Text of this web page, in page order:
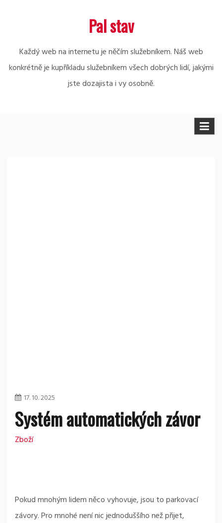
Pal stav
Každý web na internetu je něčím služebníkem. Náš web
konkrétně je kupříkladu služebníkem všech dobrých lidí, jakými
jste dozajista i vy osobně.
17. 10. 2025
Systém automatických závor
Zboží
Pokud mnohým lidem něco vyhovuje, jsou to parkovací
závory. Pro mnohé není nic jednoduššího než přijet,